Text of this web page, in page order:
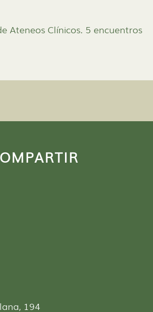
Ateneos Clínicos. 5 encuentros
194